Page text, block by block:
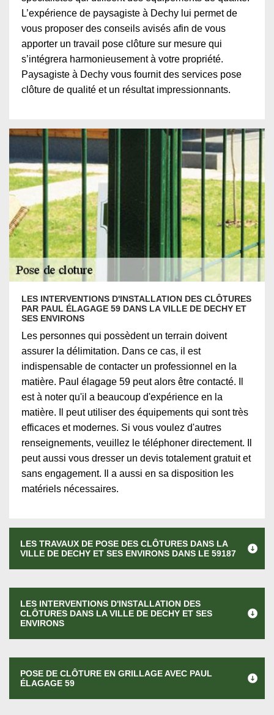
L’expérience de paysagiste à Dechy lui permet de
vous proposer des conseils avisés afin de vous
apporter un travail pose clôture sur mesure qui
s’intégrera harmonieusement à votre propriété.
Paysagiste à Dechy vous fournit des services pose
clôture de qualité et un résultat impressionnants.
LES INTERVENTIONS D'INSTALLATION DES CLÔTURES
PAR PAUL ÉLAGAGE 59 DANS LA VILLE DE DECHY ET
SES ENVIRONS
Les personnes qui possèdent un terrain doivent
assurer la délimitation. Dans ce cas, il est
indispensable de contacter un professionnel en la
matière. Paul élagage 59 peut alors être contacté. Il
est à noter qu'il a beaucoup d'expérience en la
matière. Il peut utiliser des équipements qui sont très
efficaces et modernes. Si vous voulez d'autres
renseignements, veuillez le téléphoner directement. Il
peut aussi vous dresser un devis totalement gratuit et
sans engagement. Il a aussi en sa disposition les
matériels nécessaires.
LES TRAVAUX DE POSE DES CLÔTURES DANS LA
VILLE DE DECHY ET SES ENVIRONS DANS LE 59187
LES INTERVENTIONS D'INSTALLATION DES
CLÔTURES DANS LA VILLE DE DECHY ET SES
ENVIRONS
POSE DE CLÔTURE EN GRILLAGE AVEC PAUL
ÉLAGAGE 59